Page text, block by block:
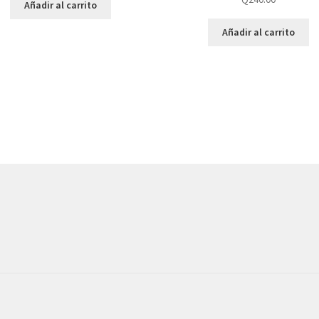
Añadir al carrito
Añadir al carrito